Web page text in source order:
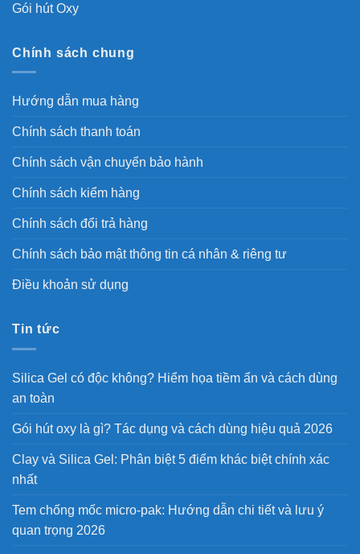
Gói hút Oxy
Chính sách chung
Hướng dẫn mua hàng
Chính sách thanh toán
Chính sách vận chuyển bảo hành
Chính sách kiểm hàng
Chính sách đổi trả hàng
Chính sách bảo mật thông tin cá nhân & riêng tư
Điều khoản sử dụng
Tin tức
Silica Gel có độc không? Hiểm họa tiềm ẩn và cách dùng
an toàn
Gói hút oxy là gì? Tác dụng và cách dùng hiệu quả 2026
Clay và Silica Gel: Phân biệt 5 điểm khác biệt chính xác
nhất
Tem chống mốc micro-pak: Hướng dẫn chi tiết và lưu ý
quan trọng 2026